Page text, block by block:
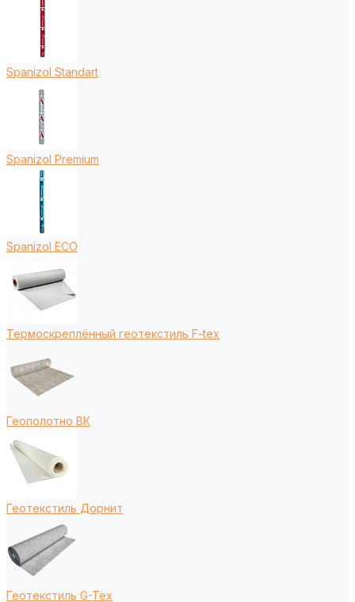
Spanizol Standart
Spanizol Premium
Spanizol ECO
Термоскреплённый геотекстиль F-tex
Геополотно ВК
Геотекстиль Дорнит
Геотекстиль G-Tex